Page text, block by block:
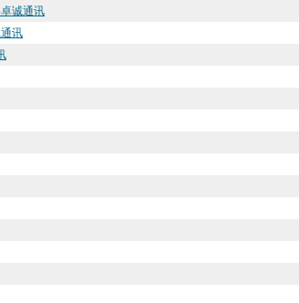
诚通讯
讯